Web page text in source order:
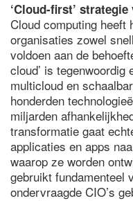
‘Cloud-first’
Cloud computing heeft
organisaties zowel
voldoen aan de
cloud’ is
multicloud en
honderden
miljarden
transformatie gaat
applicaties en apps
waarop ze worden
gebruikt fundamenteel
ondervraagde CIO’s